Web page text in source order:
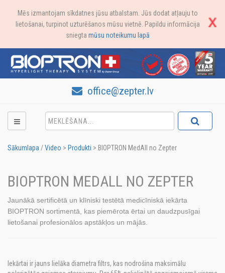
Mēs izmantojam sīkdatnes jūsu atbalstam. Jūs dodat atļauju to
lietošanai, turpinot uzturēšanos mūsu vietnē. Papildu informācija
sniegta mūsu noteikumu lapā
office@zepter.lv
Sākumlapa /Video > Produkti > BIOPTRON MedAll no Zepter
BIOPTRON MEDALL NO ZEPTER
Jaunākā sertificētā un klīniski testētā medicīniskā iekārta
BIOPTRON sortimentā, kas piemērota ērtai un daudzpusīgai
lietošanai profesionālos apstākļos un mājās.
Iekārtai ir jauns lielāka diametra filtrs, kas nodrošina maksimālu